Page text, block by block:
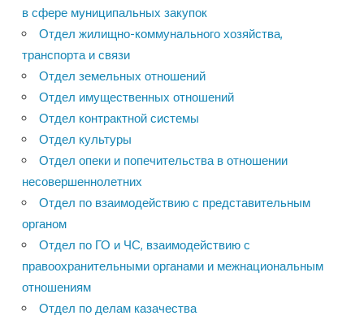
в сфере муниципальных закупок
Отдел жилищно-коммунального хозяйства,
транспорта и связи
Отдел земельных отношений
Отдел имущественных отношений
Отдел контрактной системы
Отдел культуры
Отдел опеки и попечительства в отношении
несовершеннолетних
Отдел по взаимодействию с представительным
органом
Отдел по ГО и ЧС, взаимодействию с
правоохранительными органами и межнациональным
отношениям
Отдел по делам казачества